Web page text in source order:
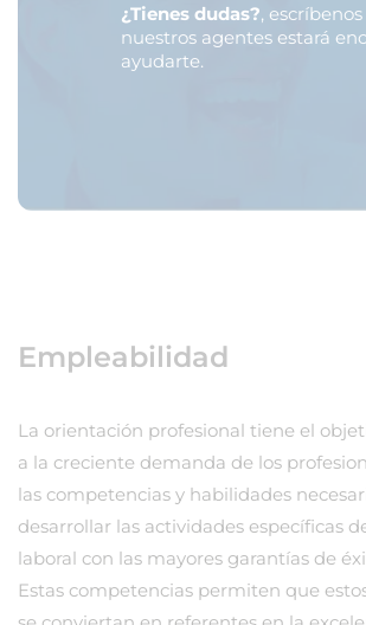
¿Tienes dudas?,
nuestros agentes estará
ayudarte.
Empleabilidad
La orientación profesional tiene el
a la creciente demanda de los
las competencias y habilidades
desarrollar las actividades específicas
laboral con las mayores garantías de
Estas competencias permiten que